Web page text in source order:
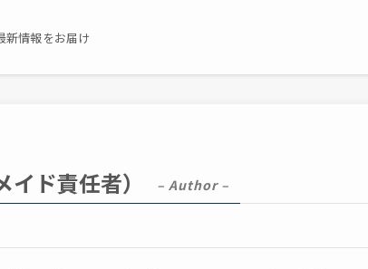
新情報をお届け
ド責任者） – Author –